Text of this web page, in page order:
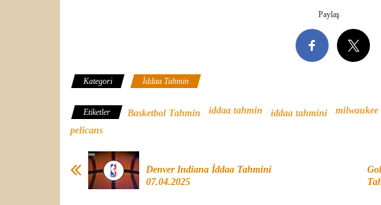
Paylaş
Kategori İddaa Tahmin
Etiketler Basketbol Tahmin iddaa tahmin iddaa tahmini milwaukee
pelicans
Denver Indiana İddaa Tahmini
07.04.2025